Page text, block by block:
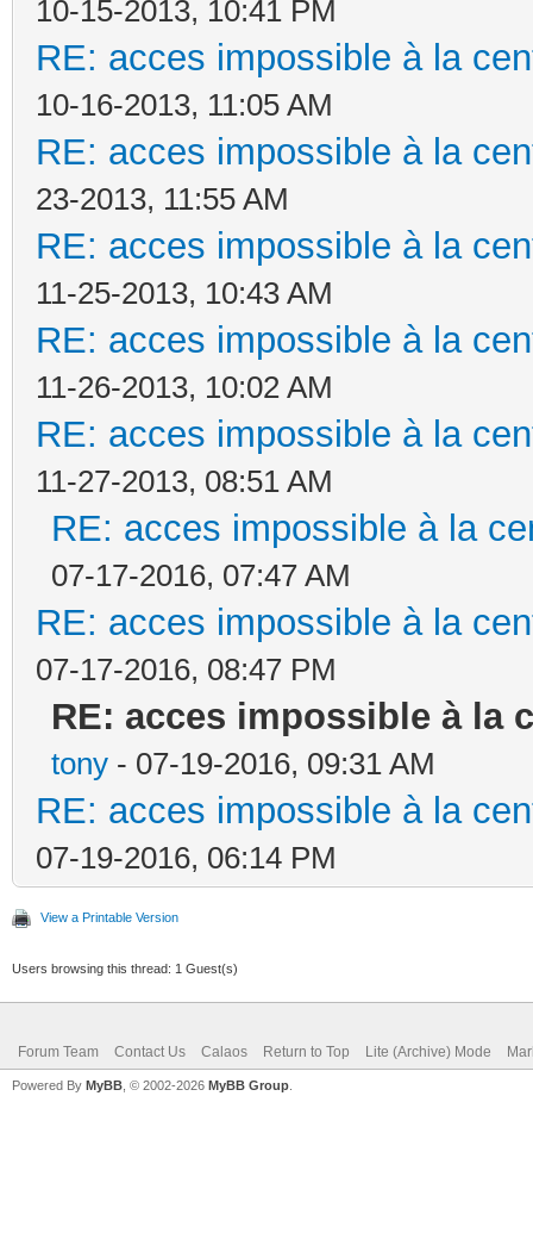
10-15-2013, 10:41 PM
RE: acces impossible à la
10-16-2013, 11:05 AM
RE: acces impossible à la
23-2013, 11:55 AM
RE: acces impossible à la
11-25-2013, 10:43 AM
RE: acces impossible à la
11-26-2013, 10:02 AM
RE: acces impossible à la
11-27-2013, 08:51 AM
RE: acces impossible à la
07-17-2016, 07:47 AM
RE: acces impossible à la
07-17-2016, 08:47 PM
RE: acces impossible à la
tony - 07-19-2016, 09:31 AM
RE: acces impossible à la
07-19-2016, 06:14 PM
View a Printable Version
Users browsing this thread: 1 Guest(s)
Forum Team Contact Us Calaos Return to Top Lite (Archive) Mode
Powered By MyBB , © 2002-2026 MyBB Group